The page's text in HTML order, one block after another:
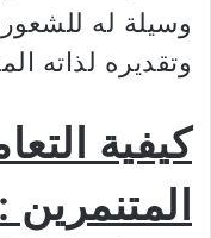
وسيلة له
وتقديره لذاته
كيفية
المتنمرين :